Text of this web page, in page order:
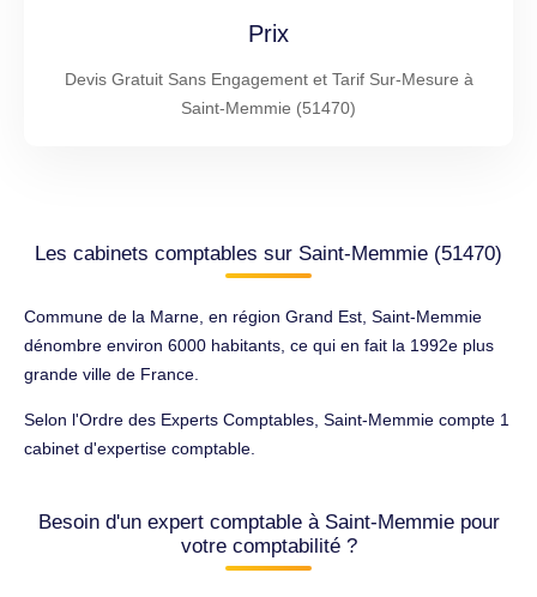
Prix
Devis Gratuit Sans Engagement et Tarif Sur-Mesure à
Saint-Memmie (51470)
Les cabinets comptables sur Saint-Memmie (51470)
Commune de la Marne, en région Grand Est, Saint-Memmie
dénombre environ 6000 habitants, ce qui en fait la 1992e plus
grande ville de France.
Selon l'Ordre des Experts Comptables, Saint-Memmie compte 1
cabinet d'expertise comptable.
Besoin d'un expert comptable à Saint-Memmie pour
votre comptabilité ?